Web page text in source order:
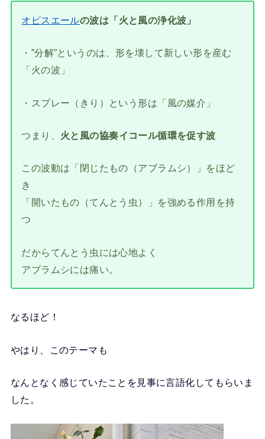
オピスエールの波は「火と風の浄化波」
・”分解”というのは、形を壊して新しい形を産む
「火の波」
・スプレー（きり）という形は「風の媒介」
つまり、 火と風の協奏イコール循環を促す波
この波動は「閉じたもの（アブラムシ）」をほど
き
「開いたもの（てんとう虫）」を強める作用を持
つ
だからてんとう虫には心地よく
アブラムシには痛い。
なるほど！
やはり、このテーマも
なんとなく感じていたことを見事に言語化してもらいま
した。